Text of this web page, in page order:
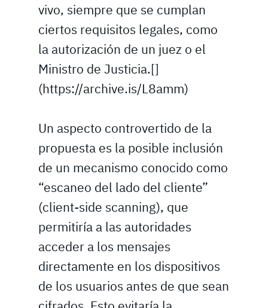
vivo, siempre que se cumplan
ciertos requisitos legales, como
la autorización de un juez o el
Ministro de Justicia.[]
(https://archive.is/L8amm)
Un aspecto controvertido de la
propuesta es la posible inclusión
de un mecanismo conocido como
“escaneo del lado del cliente”
(client-side scanning), que
permitiría a las autoridades
acceder a los mensajes
directamente en los dispositivos
de los usuarios antes de que sean